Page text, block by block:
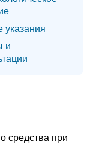
и
средства при